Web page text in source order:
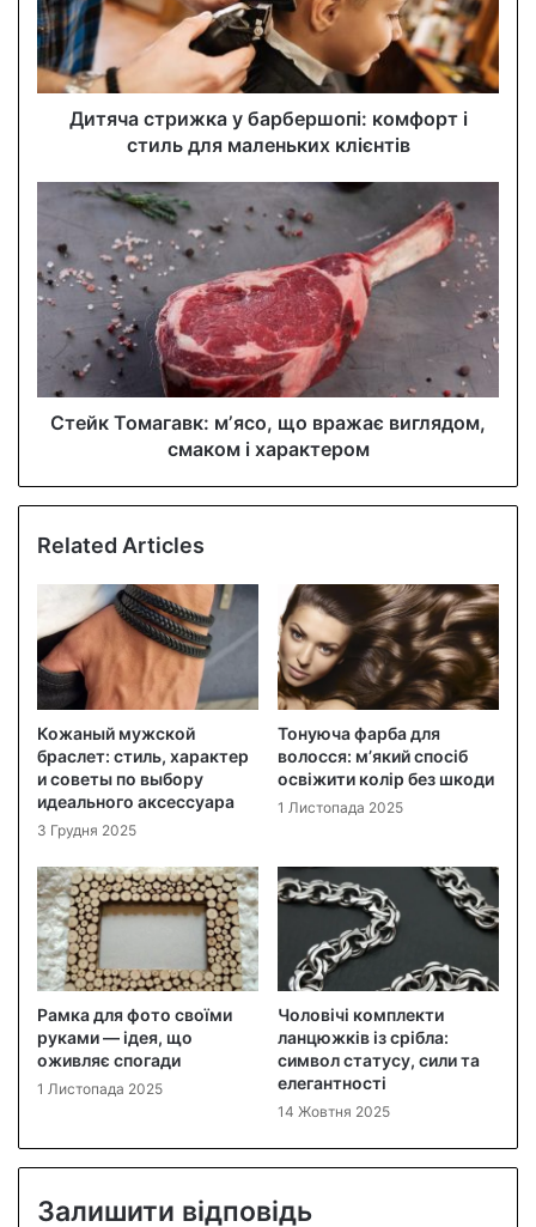
i
l
a
d
Дитяча стрижка у барбершопі: комфорт і
стиль для маленьких клієнтів
Стейк Томагавк: мʼясо, що вражає виглядом,
смаком і характером
Related Articles
Кожаный мужской
браслет: стиль, характер
и советы по выбору
идеального аксессуара
3 Грудня 2025
Тонуюча фарба для
волосся: м’який спосіб
освіжити колір без шкоди
1 Листопада 2025
Рамка для фото своїми
руками — ідея, що
оживляє спогади
1 Листопада 2025
Чоловічі комплекти
ланцюжків із срібла:
символ статусу, сили та
елегантності
14 Жовтня 2025
Залишити відповідь